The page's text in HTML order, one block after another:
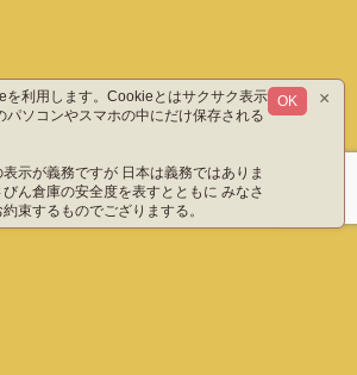
を利用します。Cookieとはサクサク表示
パソコンやスマホの中にだけ保存される
示が義務ですが 日本は義務ではありま
ん倉庫の安全度を表すとともに みなさ
束するものでござりまする。
OK ×